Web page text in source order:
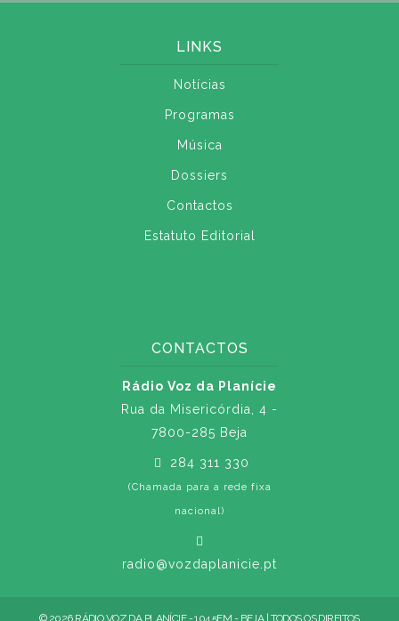
LINKS
Notícias
Programas
Música
Dossiers
Contactos
Estatuto Editorial
CONTACTOS
Rádio Voz da Planície
Rua da Misericórdia, 4 -
7800-285 Beja
284 311 330
(Chamada para a rede fixa
nacional)
radio@vozdaplanicie.pt